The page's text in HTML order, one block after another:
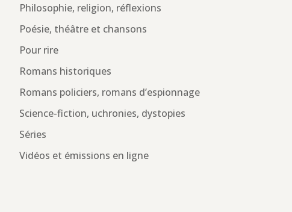
Philosophie, religion, réflexions
Poésie, théâtre et chansons
Pour rire
Romans historiques
Romans policiers, romans d’espionnage
Science-fiction, uchronies, dystopies
Séries
Vidéos et émissions en ligne